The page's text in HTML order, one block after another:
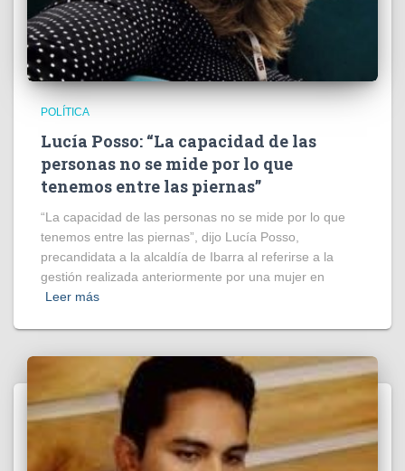
POLÍTICA
Lucía Posso: “La capacidad de las
personas no se mide por lo que
tenemos entre las piernas”
“La capacidad de las personas no se mide por lo que
tenemos entre las piernas”, dijo Lucía Posso,
precandidata a la alcaldía de Ibarra al referirse a la
gestión realizada anteriormente por una mujer en
Leer más